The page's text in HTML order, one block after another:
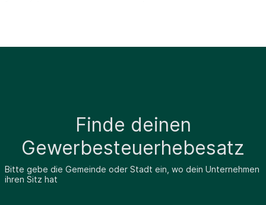
Finde deinen
Gewerbesteuerhebesatz
Bitte gebe die Gemeinde oder Stadt ein, wo dein Unternehmen
ihren Sitz hat